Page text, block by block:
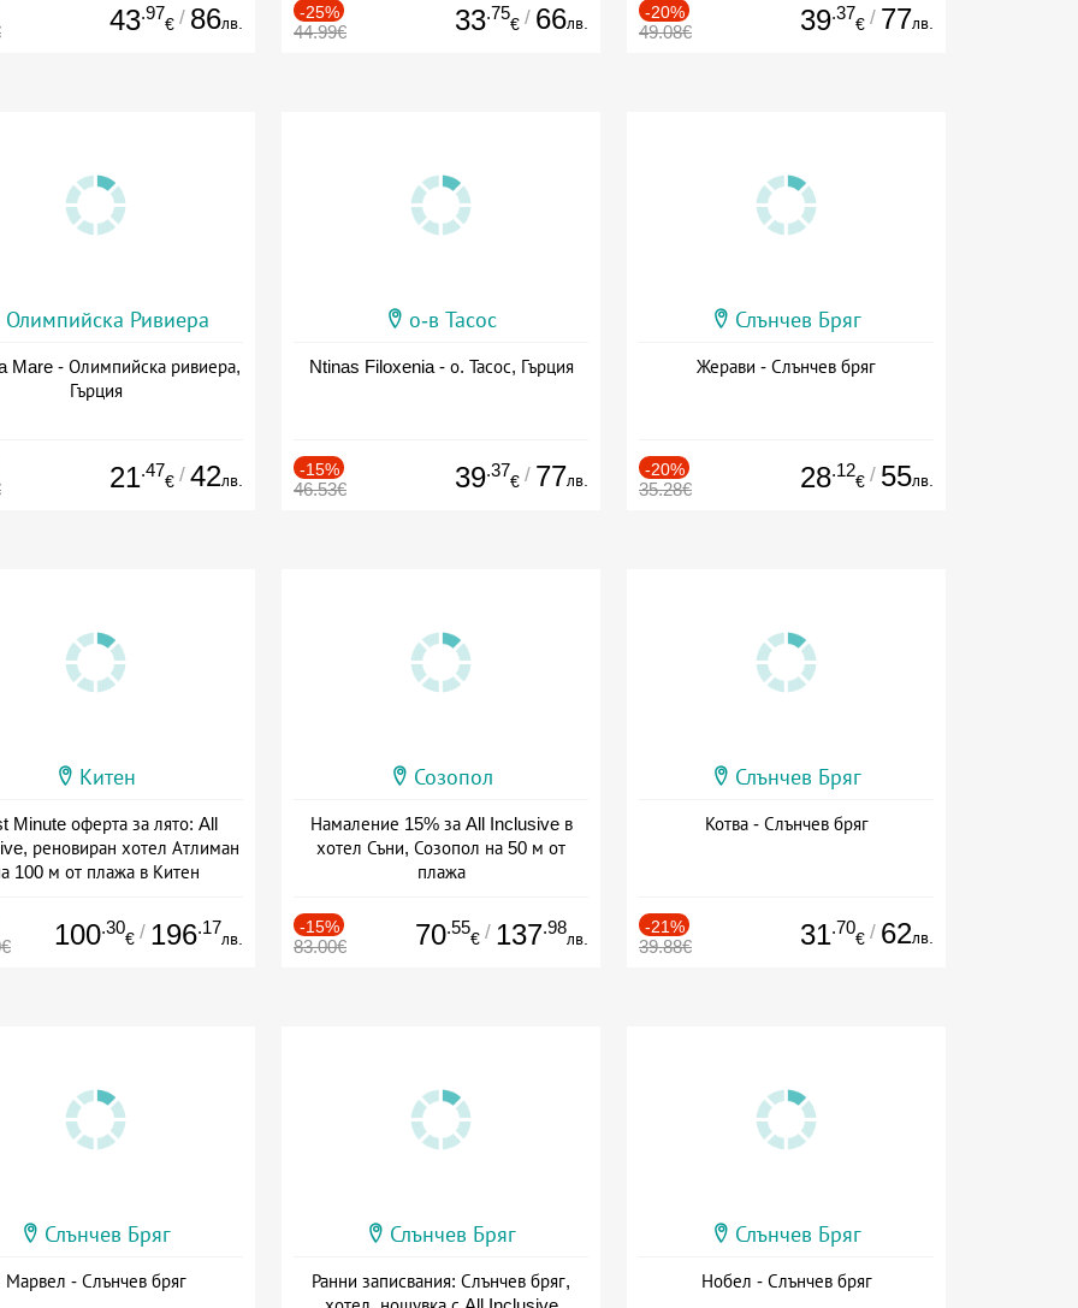
43.97
€ / 86лв.
-25%
44.99€ 33.75
€ / 66лв.
-20%
49.08€ 39.37
€ / 77лв.
Олимпийска Ривиера
Mare - Олимпийска ривиера,
Гърция
21.47
€ / 42лв.
о-в Тасос
Ntinas Filoxenia - о. Тасос, Гърция
-15%
46.53€ 39.37
€ / 77лв.
Слънчев Бряг
Жерави - Слънчев бряг
-20%
35.28€ 28.12
€ / 55лв.
Китен
Minute оферта за лято: All
реновиран хотел Атлиман
100 м от плажа в Китен
100.30
€ / 196.17
лв.
Созопол
Намаление 15% за All Inclusive в
хотел Съни, Созопол на 50 м от
плажа
-15%
83.00€ 70.55
€ / 137.98
лв.
Слънчев Бряг
Котва - Слънчев бряг
-21%
39.88€ 31.70
€ / 62лв.
Слънчев Бряг
Марвел - Слънчев бряг
Слънчев Бряг
Ранни записвания: Слънчев бряг,
Слънчев Бряг
Нобел - Слънчев бряг